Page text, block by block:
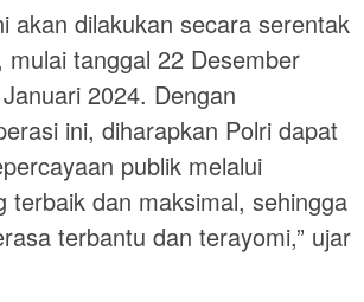
akan dilakukan secara serentak
tanggal 22 Desember
2024. Dengan
ini, diharapkan Polri dapat
publik melalui
terbaik dan maksimal, sehingga
terbantu dan terayomi,” ujar